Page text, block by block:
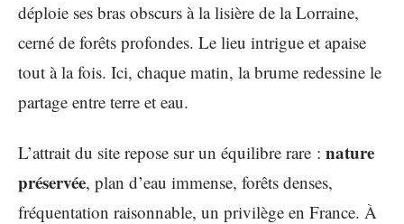
déploie ses bras obscurs à la lisière de la Lorraine,
cerné de forêts profondes. Le lieu intrigue et apaise
tout à la fois. Ici, chaque matin, la brume redessine le
partage entre terre et eau.
L’attrait du site repose sur un équilibre rare : nature
préservée, plan d’eau immense, forêts denses,
fréquentation raisonnable, un privilège en France. À